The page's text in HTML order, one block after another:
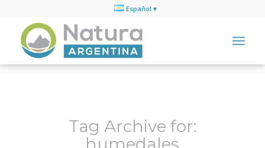
Español
Tag Archive for:
humedales